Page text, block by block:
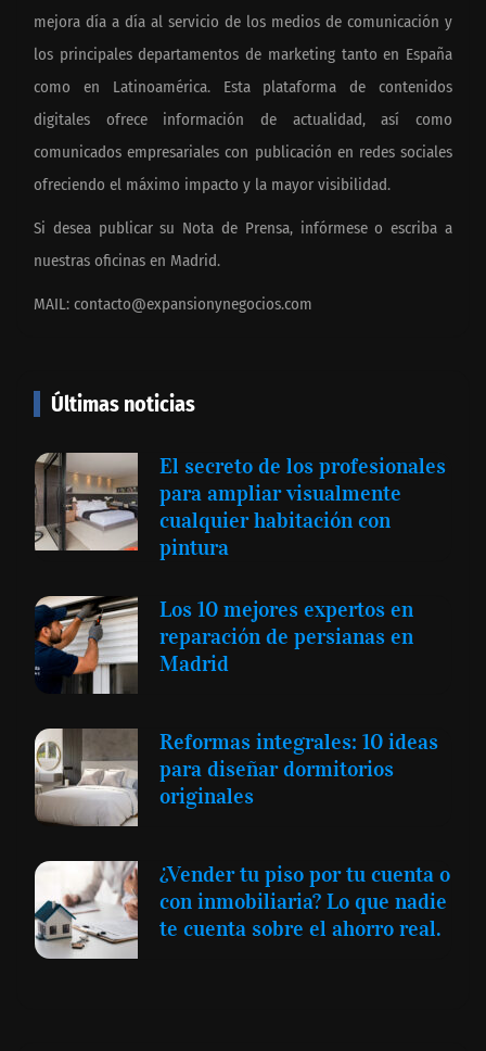
mejora día a día al servicio de los medios de comunicación y
los principales departamentos de marketing tanto en España
como en Latinoamérica. Esta plataforma de contenidos
digitales ofrece información de actualidad, así como
comunicados empresariales con publicación en redes sociales
ofreciendo el máximo impacto y la mayor visibilidad.
Si desea publicar su Nota de Prensa, infórmese o escriba a
nuestras oficinas en Madrid.
MAIL: contacto@expansionynegocios.com
Últimas noticias
El secreto de los profesionales
para ampliar visualmente
cualquier habitación con
pintura
Los 10 mejores expertos en
reparación de persianas en
Madrid
Reformas integrales: 10 ideas
para diseñar dormitorios
originales
¿Vender tu piso por tu cuenta o
con inmobiliaria? Lo que nadie
te cuenta sobre el ahorro real.